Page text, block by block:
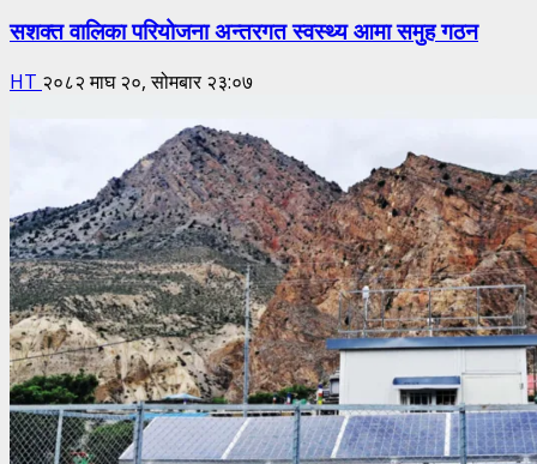
सशक्त वालिका परियोजना अन्तरगत स्वस्थ्य आमा समुह गठन
HT २०८२ माघ २०, सोमबार २३:०७